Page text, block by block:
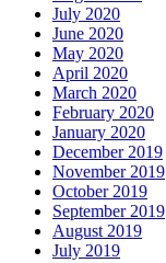
July 2020
June 2020
May 2020
April 2020
March 2020
February 2020
January 2020
December 2019
November 2019
October 2019
September 2019
August 2019
July 2019